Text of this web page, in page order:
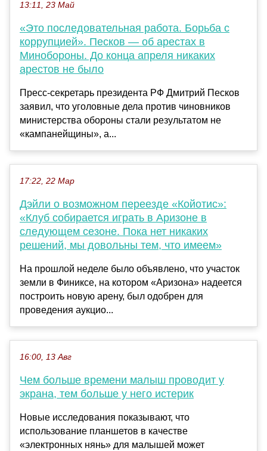
13:11, 23 Май
«Это последовательная работа. Борьба с
коррупцией». Песков — об арестах в
Минобороны. До конца апреля никаких
арестов не было
Пресс-секретарь президента РФ Дмитрий Песков
заявил, что уголовные дела против чиновников
министерства обороны стали результатом не
«кампанейщины», а...
17:22, 22 Мар
Дэйли о возможном переезде «Койотис»:
«Клуб собирается играть в Аризоне в
следующем сезоне. Пока нет никаких
решений, мы довольны тем, что имеем»
На прошлой неделе было объявлено, что участок
земли в Финиксе, на котором «Аризона» надеется
построить новую арену, был одобрен для
проведения аукцио...
16:00, 13 Авг
Чем больше времени малыш проводит у
экрана, тем больше у него истерик
Новые исследования показывают, что
использование планшетов в качестве
«электронных нянь» для малышей может